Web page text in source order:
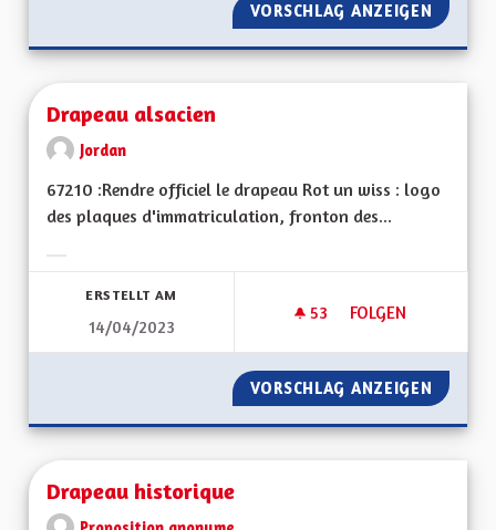
VORSCHLAG ANZEIGEN
Drapeau alsacien
Jordan
67210 :Rendre officiel le drapeau Rot un wiss : logo
des plaques d'immatriculation, fronton des...
ERSTELLT AM
14/04/2023
53 53 FOLLOWER
FOLGEN
DRAPEAU ALSACIEN
VORSCHLAG ANZEIGEN
Drapeau historique